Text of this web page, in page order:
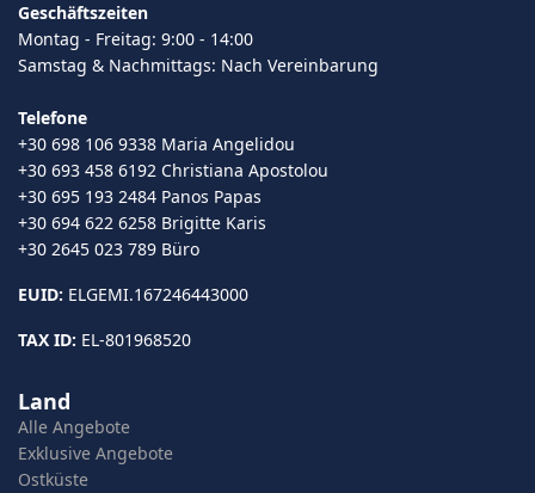
Geschäftszeiten
Montag - Freitag: 9:00 - 14:00
Samstag & Nachmittags: Nach Vereinbarung
Telefone
+30 698 106 9338 Maria Angelidou
+30 693 458 6192 Christiana Apostolou
+30 695 193 2484 Panos Papas
+30 694 622 6258 Brigitte Karis
+30 2645 023 789 Büro
EUID: ELGEMI.167246443000
TAX ID: EL-801968520
Land
Alle Angebote
Exklusive Angebote
Ostküste